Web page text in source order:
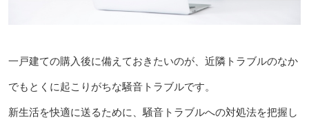
一戸建ての購入後に備えておきたいのが、近隣トラブルのなか
でもとくに起こりがちな騒音トラブルです。
新生活を快適に送るために、騒音トラブルへの対処法を把握し